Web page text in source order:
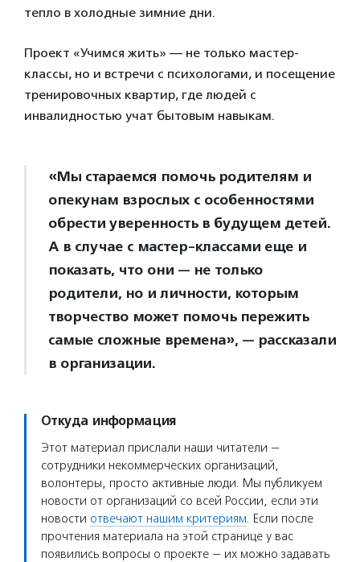
тепло в холодные зимние дни.
Проект «Учимся жить» — не только мастер-
классы, но и встречи с психологами, и посещение
тренировочных квартир, где людей с
инвалидностью учат бытовым навыкам.
«Мы стараемся помочь родителям и
опекунам взрослых с особенностями
обрести уверенность в будущем детей.
А в случае с мастер-классами еще и
показать, что они — не только
родители, но и личности, которым
творчество может помочь пережить
самые сложные времена», — рассказали
в организации.
Откуда информация
Этот материал прислали наши читатели —
сотрудники некоммерческих организаций,
волонтеры, просто активные люди. Мы публикуем
новости от организаций со всей России, если эти
новости отвечают нашим критериям. Если после
прочтения материала на этой странице у вас
появились вопросы о проекте — их можно задавать